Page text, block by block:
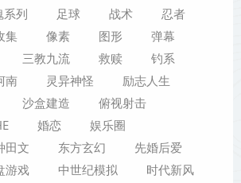
系列 足球 战术
忍者
集 像素 图形
弹幕
三教九流 救赎
钓系
南 灵异神怪
励志人生
沙盒建造
俯视射击
婚恋
娱乐圈
田文 东方玄幻
先婚后爱
游戏 中世纪模拟
时代新风